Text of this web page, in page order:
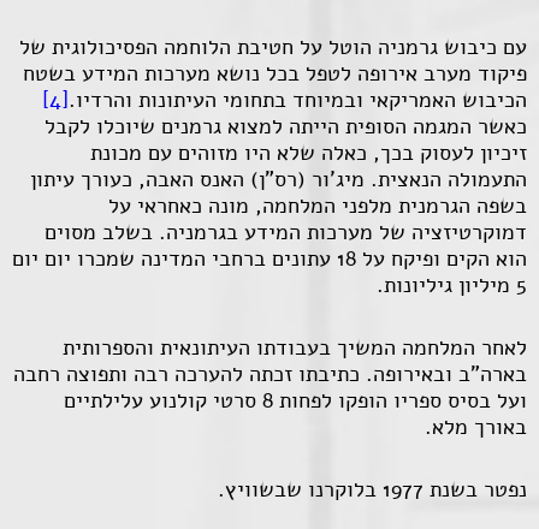
עם כיבוש גרמניה הוטל על חטיבת הלוחמה הפסיכולוגית של
פיקוד מערב אירופה לטפל בכל נושא מערכות המידע בשטח
הכיבוש האמריקאי ובמיוחד בתחומי העיתונות והרדיו.[4]
כאשר המגמה הסופית הייתה למצוא גרמנים שיוכלו לקבל
זיכיון לעסוק בכך, כאלה שלא היו מזוהים עם מכונת
התעמולה הנאצית. מיג'ור (רס"ן) האנס האבה, כעורך עיתון
בשפה הגרמנית מלפני המלחמה, מונה כאחראי על
דמוקרטיזציה של מערכות המידע בגרמניה. בשלב מסוים
הוא הקים ופיקח על 18 עתונים ברחבי המדינה שמכרו יום יום
5 מיליון גיליונות.
לאחר המלחמה המשיך בעבודתו העיתונאית והספרותית
בארה"ב ובאירופה. כתיבתו זכתה להערכה רבה ותפוצה רחבה
ועל בסיס ספריו הופקו לפחות 8 סרטי קולנוע עלילתיים
באורך מלא.
נפטר בשנת 1977 בלוקרנו שבשוויץ.